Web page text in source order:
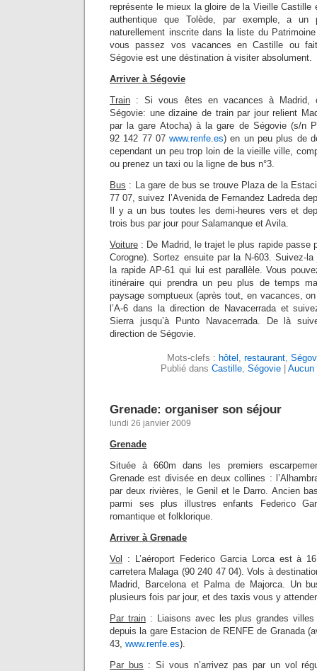
représente le mieux la gloire de la Vieille Castille
authentique que Tolède, par exemple, a un
naturellement inscrite dans la liste du
vous passez vos vacances en Castille ou
Ségovie est une déstination à visiter absolument.
Arriver à Ségovie
Train : Si vous êtes en vacances à Madrid,
Ségovie: une dizaine de train par jour relient
par la gare Atocha) à la gare de Ségovie (s/n
92 142 77 07www.renfe.es) en un peu plus de
cependant un peu trop loin de la vieille ville,
ou prenez un taxi ou la ligne de bus n°3.
Bus : La gare de bus se trouve Plaza de la
77 07, suivez l’Avenida de Fernandez Ladreda
Il y a un bus toutes les demi-heures vers et
trois bus par jour pour Salamanque et Avila.
Voiture : De Madrid, le trajet le plus rapide passe
Corogne). Sortez ensuite par la N-603. Suivez-la
la rapide AP-61 qui lui est parallèle. Vous
itinéraire qui prendra un peu plus de temps
paysage somptueux (après tout, en vacances,
l’A-6 dans la direction de Navacerrada et
Sierra jusqu’à Punto Navacerrada. De là
direction de Ségovie.
Mots-clefs : hôtel restaurant
Publié dans Castille, Ségovie| Aucun
Grenade: organiser son séjour
lundi 26 janvier 2009
Grenade
Située à 660m dans les premiers
Grenade est divisée en deux collines :
par deux rivières, le Genil et le Darro. Ancien
parmi ses plus illustres enfants Federico
romantique et folklorique.
Arriver à Grenade
Vol
: L’aéroport Federico Garcia Lorca est à
carretera Malaga (90 240 47 04). Vols à
Madrid, Barcelona et Palma de Majorca. Un
plusieurs fois par jour, et des taxis vous y
Par train: Liaisons avec les plus grandes villes
depuis la gare Estacion de RENFE de Granada
43, www.renfe.es).
Par bus : Si vous n’arrivez pas par un vol